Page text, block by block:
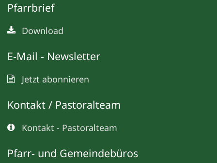
Pfarrbrief
Download
E-Mail - Newsletter
Jetzt abonnieren
Kontakt / Pastoralteam
Kontakt - Pastoralteam
Pfarr- und Gemeindebüros